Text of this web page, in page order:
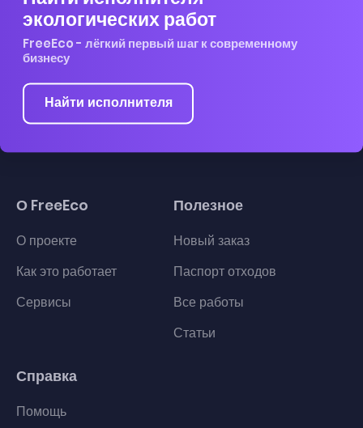
экологических работ
FreeEco - лёгкий первый шаг к современному
бизнесу
Найти исполнителя
О FreeEco
О проекте
Как это работает
Сервисы
Полезное
Новый заказ
Паспорт отходов
Все работы
Статьи
Справка
Помощь